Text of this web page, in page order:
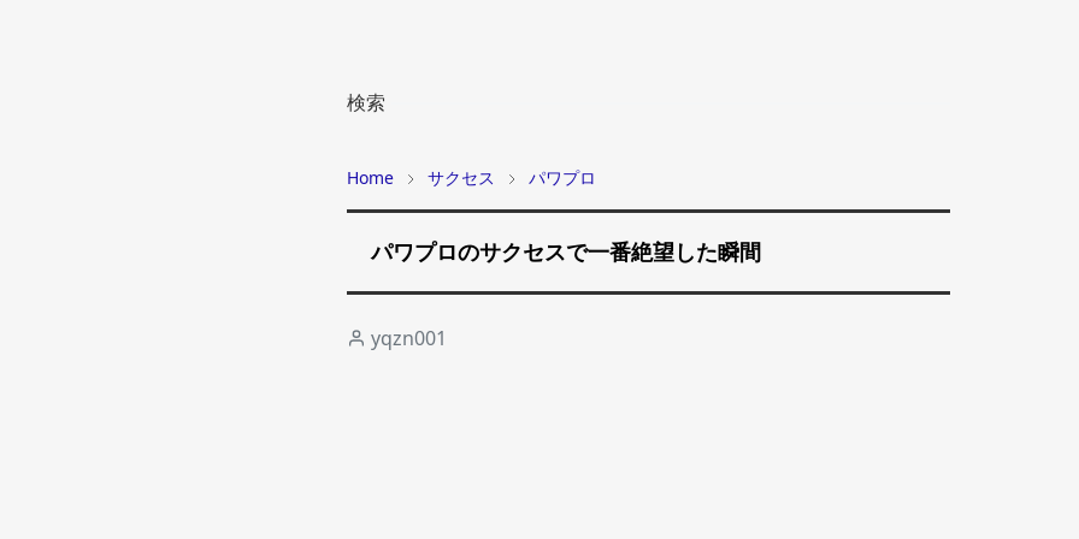
検索
Home サクセス パワプロ
パワプロのサクセスで一番絶望した瞬間
yqzn001